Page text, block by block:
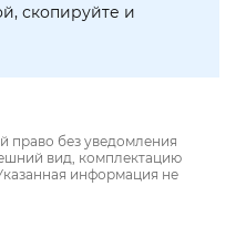
скопируйте и
право без уведомления
вид, комплектацию
информация не